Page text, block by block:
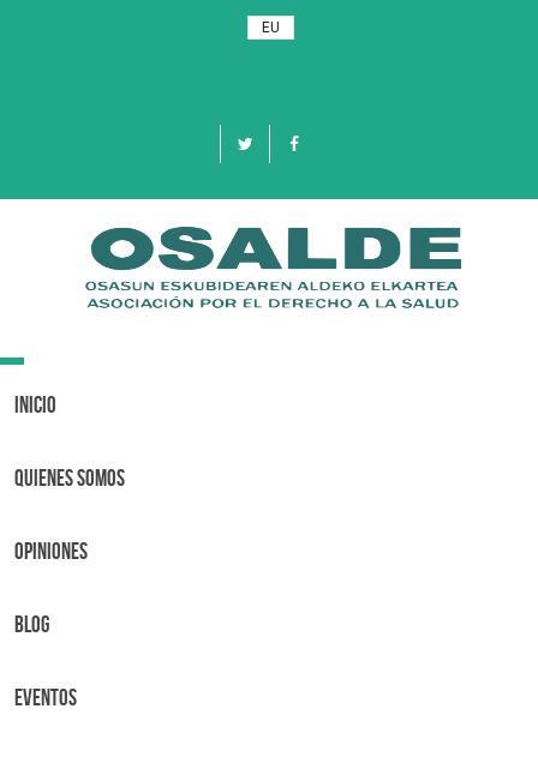
EU
Toggle
Inicio
Quienes Somos
OPINIONES
BLOG
Eventos